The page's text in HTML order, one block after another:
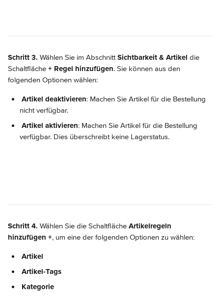
Schritt 3. Wählen Sie im Abschnitt Sichtbarkeit & Artikel die
Schaltfläche + Regel hinzufügen. Sie können aus den
folgenden Optionen wählen:
Artikel deaktivieren: Machen Sie Artikel für die Bestellung
nicht verfügbar.
Artikel aktivieren: Machen Sie Artikel für die Bestellung
verfügbar. Dies überschreibt keine Lagerstatus.
Schritt 4. Wählen Sie die Schaltfläche Artikelregeln
hinzufügen +, um eine der folgenden Optionen zu wählen:
Artikel
Artikel-Tags
Kategorie